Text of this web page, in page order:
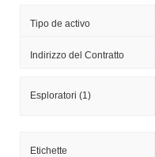
Tipo de activo
Indirizzo del Contratto
Esploratori (1)
Etichette